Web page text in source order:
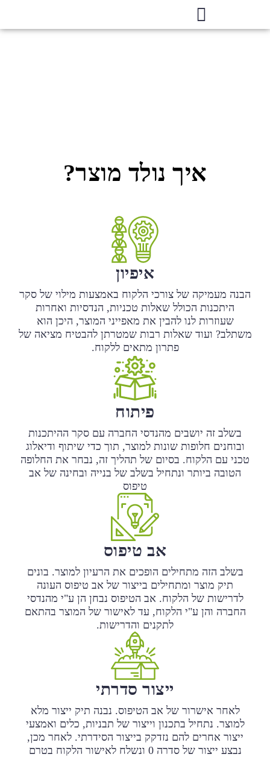
איך נולד מוצר?
איפיון
הבנה מעמיקה של צורכי הלקוח באמצעות מילוי של סקר
היתכנות הכולל שאלות טכניות, הנדסיות ואחרות
שעוזרות לנו להבין את מאפייני המוצר, היכן הוא
משתלב? ועוד שאלות רבות שמטרתן להבטיח מציאה של
פתרון מתאים ללקוח.
פיתוח
בשלב זה יושבים מהנדסי החברה עם סקר ההיתכנות
ובוחנים חלופות שונות למוצר, תוך כדי שיתוף ודיאלוג
טכני עם הלקוח. בסיום של תהליך זה, נבחר את החלופה
הטובה ביותר ונתחיל בשלב של בנייה ובחינה של אב
טיפוס
אב טיפוס
בשלב הזה מתחילים הופכים את הרעיון למוצר. בונים
תיק מוצר ומתחילים בייצור של אב טיפוס העונה
לדרישות של הלקוח. אב הטיפוס נבחן הן ע"י מהנדסי
החברה והן ע"י הלקוח, עד לאישור של המוצר בהתאם
לתקנים והדרישות.
ייצור סדרתי
לאחר אישרור של אב הטיפוס. נבנה תיק ייצור מלא
למוצר. נתחיל בתכנון וייצור של תבניות, כלים ואמצעי
ייצור אחרים להם נזדקק בייצור הסידרתי. לאחר מכן,
נבצע ייצור של סדרה 0 ונשלח לאישור הלקוח בטרם